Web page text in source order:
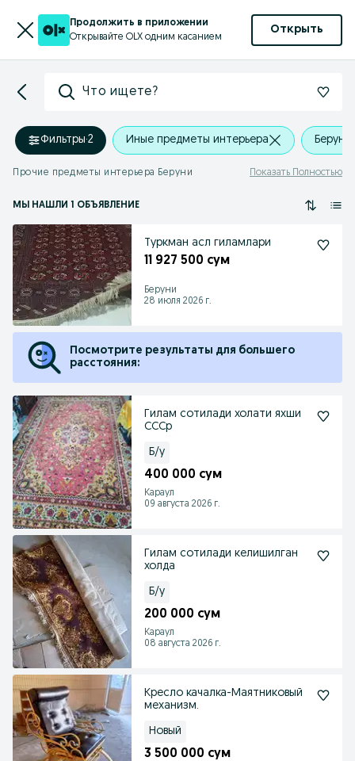
Продолжить в приложении
Открывайте OLX одним касанием
Открыть
Что ищете?
Фильтры·2 Иные предметы интерьера Беруни
Прочие предметы интерьера Беруни Показать Полностью
МЫ НАШЛИ 1 ОБЪЯВЛЕНИЕ
Туркман асл гиламлари
11 927 500 сум
Беруни
28 июля 2026 г.
Посмотрите результаты для большего
расстояния:
Гилам сотилади холати яхши
СССр
Б/у
400 000 сум
Караул
09 августа 2026 г.
Гилам сотилади келишилган
холда
Б/у
200 000 сум
Караул
08 августа 2026 г.
Кресло качалка-Маятниковый
механизм.
Новый
3 500 000 сум